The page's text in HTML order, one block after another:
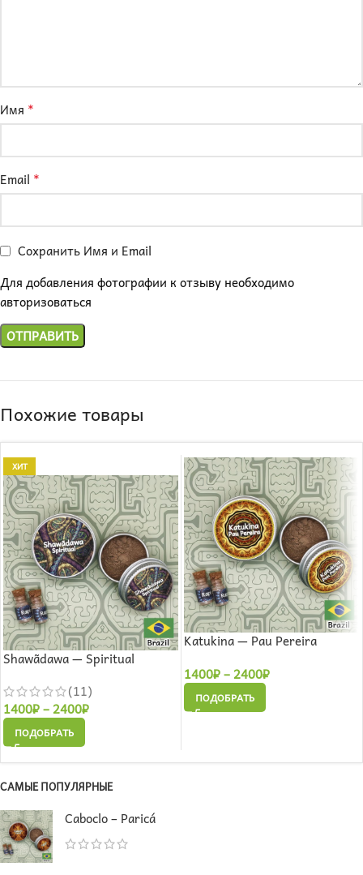
Имя *
Email *
Сохранить Имя и Email
Для добавления фотографии к отзыву необходимо
авторизоваться
Похожие товары
ХИТ
Shawãdawa — Spiritual
(11)
1400₽–2400₽
ПОДОБРАТЬ
Katukina — Pau Pereira
1400₽–2400₽
ПОДОБРАТЬ
САМЫЕ ПОПУЛЯРНЫЕ
Caboclo – Paricá